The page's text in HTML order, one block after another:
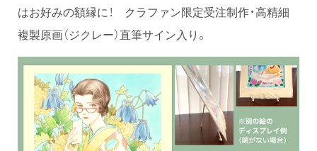
はお好みの額縁に！ クラファン限定受注制作・高精細
複製原画（ジクレー）直筆サイン入り。